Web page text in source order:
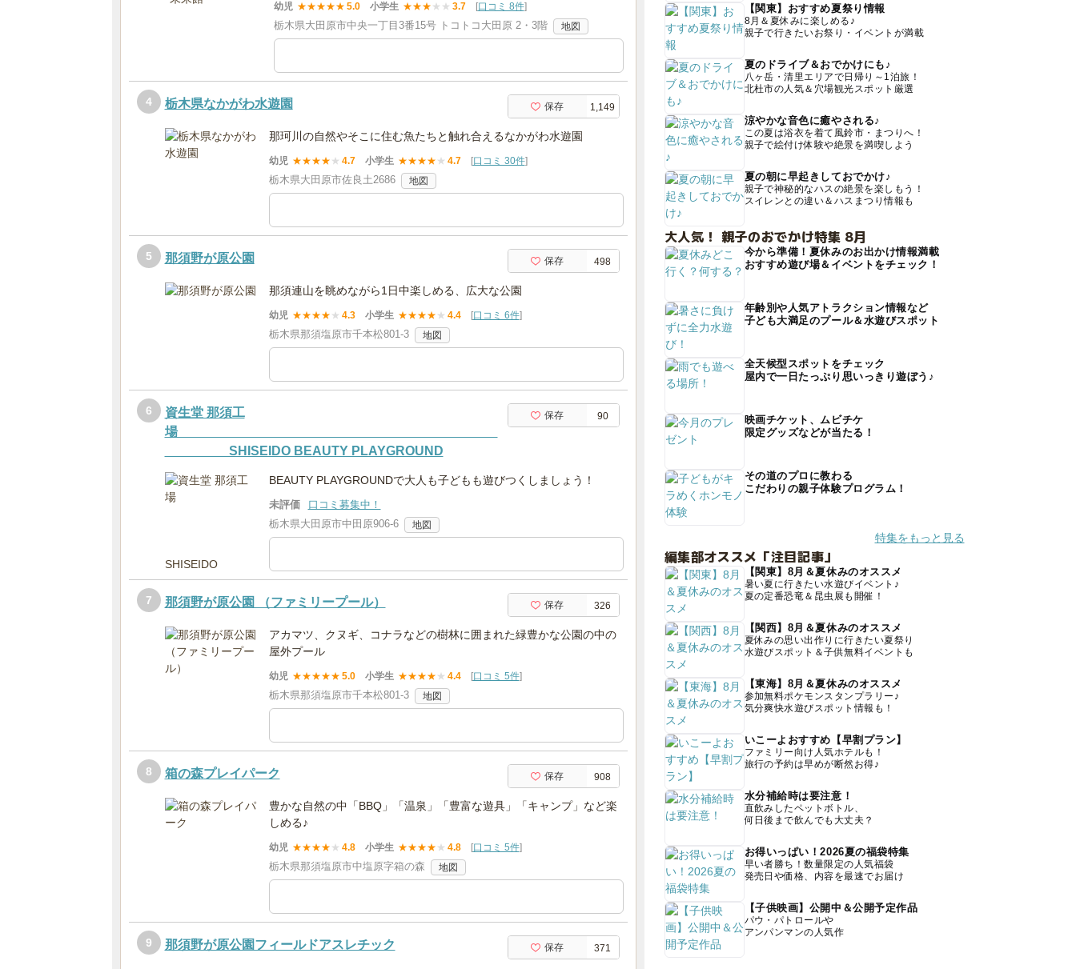
幼児 ★★★★★ 5.0 小学生 ★★★ ★ ★ 3.7 [口コミ 8件]
栃木県大田原市中央一丁目3番15号 トコトコ大田原 2・3階 地図
4 栃木県なかがわ水遊園 保存 1,149
那珂川の自然やそこに住む魚たちと触れ合えるなかがわ水遊園
幼児 ★★★★ ★ 4.7 小学生 ★★★★ ★ 4.7 [口コミ 30件]
栃木県大田原市佐良土2686 地図
5 那須野が原公園 保存 498
那須連山を眺めながら1日中楽しめる、広大な公園
幼児 ★★★★ ★ 4.3 小学生 ★★★★ ★ 4.4 [口コミ 6件]
栃木県那須塩原市千本松801-3 地図
6
資生堂 那須工
場
SHISEIDO BEAUTY PLAYGROUND
保存 90
BEAUTY PLAYGROUNDで大人も子どもも遊びつくしましょう！
未評価
口コミ募集中！
栃木県大田原市中田原906-6
地図
7 那須野が原公園 （ファミリープール） 保存 326
アカマツ、クヌギ、コナラなどの樹林に囲まれた緑豊かな公園の中の
屋外プール
幼児 ★★★★★ 5.0 小学生 ★★★★ ★ 4.4 [口コミ 5件]
栃木県那須塩原市千本松801-3 地図
8 箱の森プレイパーク 保存 908
豊かな自然の中「BBQ」「温泉」「豊富な遊具」「キャンプ」など楽
しめる♪
幼児 ★★★★ ★ 4.8 小学生 ★★★★ ★ 4.8 [口コミ 5件]
栃木県那須塩原市中塩原字箱の森 地図
9 那須野が原公園フィールドアスレチック 保存 371
【関東】おすすめ夏祭り情報
8月＆夏休みに楽しめる♪
親子で行きたいお祭り・イベントが満載
夏のドライブ＆おでかけにも♪
八ヶ岳・清里エリアで日帰り～1泊旅！
北杜市の人気＆穴場観光スポット厳選
涼やかな音色に癒やされる♪
この夏は浴衣を着て風鈴市・まつりへ！
親子で絵付け体験や絶景を満喫しよう
夏の朝に早起きしておでかけ♪
親子で神秘的なハスの絶景を楽しもう！
スイレンとの違い＆ハスまつり情報も
大人気！ 親子のおでかけ特集 8月
今から準備！夏休みのお出かけ情報満載
おすすめ遊び場＆イベントをチェック！
年齢別や人気アトラクション情報など
子ども大満足のプール＆水遊びスポット
全天候型スポットをチェック
屋内で一日たっぷり思いっきり遊ぼう♪
映画チケット、ムビチケ
限定グッズなどが当たる！
その道のプロに教わる
こだわりの親子体験プログラム！
特集をもっと見る
編集部オススメ「注目記事」
【関東】8月＆夏休みのオススメ
暑い夏に行きたい水遊びイベント♪
夏の定番恐竜＆昆虫展も開催！
【関西】8月＆夏休みのオススメ
夏休みの思い出作りに行きたい夏祭り
水遊びスポット＆子供無料イベントも
【東海】8月＆夏休みのオススメ
参加無料ポケモンスタンプラリー♪
気分爽快水遊びスポット情報も！
いこーよおすすめ【早割プラン】
ファミリー向け人気ホテルも！
旅行の予約は早めが断然お得♪
水分補給時は要注意！
直飲みしたペットボトル、
何日後まで飲んでも大丈夫？
お得いっぱい！2026夏の福袋特集
早い者勝ち！数量限定の人気福袋
発売日や価格、内容を最速でお届け
【子供映画】公開中＆公開予定作品
パウ・パトロールや
アンパンマンの人気作